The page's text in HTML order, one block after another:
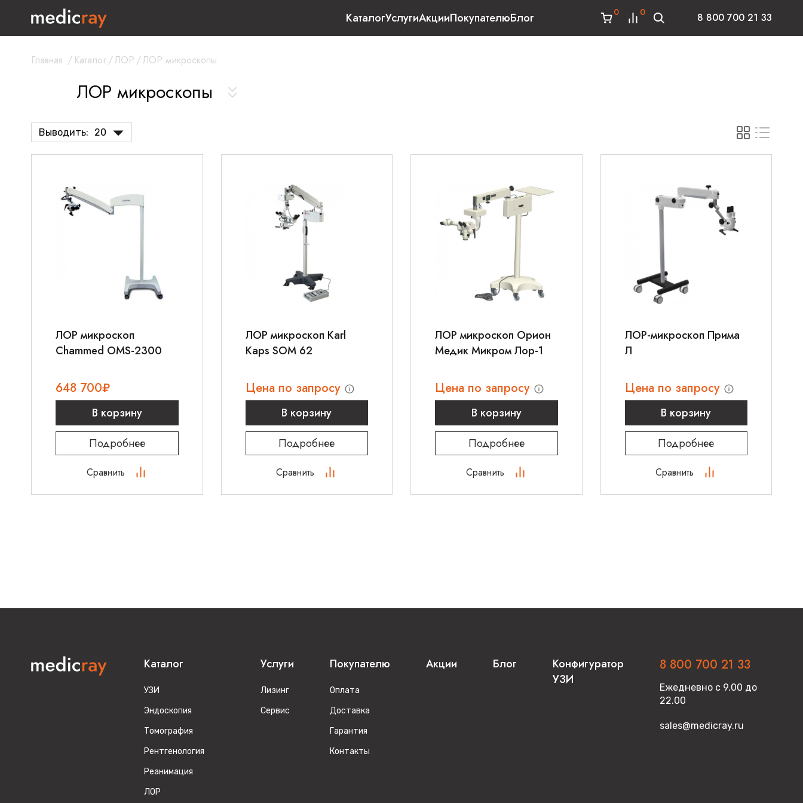
КаталогУслугиАкцииПокупателюБлог 0 0 8 800 700 21 33
Главная / Каталог/ЛОР /ЛОР микроскопы
ЛОР микроскопы
Выводить: 20
ЛОР микроскоп
Chammed OMS-2300
648 700₽
В корзину
Подробнее
Сравнить
ЛОР микроскоп Karl
Kaps SOM 62
Цена по запросу
В корзину
Подробнее
Сравнить
ЛОР микроскоп Орион
Медик Микром Лор-1
Цена по запросу
В корзину
Подробнее
Сравнить
ЛОР-микроскоп Прима
Л
Цена по запросу
В корзину
Подробнее
Сравнить
Каталог
УЗИ
Эндоскопия
Томография
Рентгенология
Реанимация
ЛОР
Услуги
Лизинг
Сервис
Покупателю
Оплата
Доставка
Гарантия
Контакты
Акции Блог
Конфигуратор
УЗИ
8 800 700 21 33
Ежедневно с 9.00 до
22.00
sales@medicray.ru